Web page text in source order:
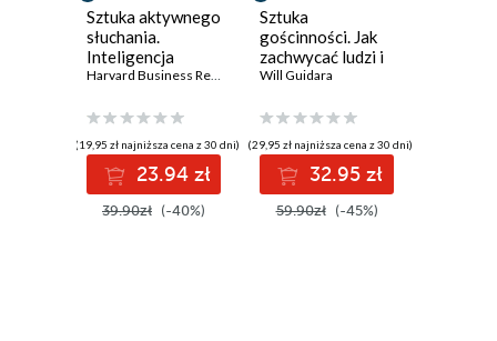
Sztuka aktywnego
słuchania.
Inteligencja
emocjonalna.
Review
Harvard Business Review
(19,95 zł najniższa cena z 30 dni)
23.94 zł
39.90zł (-40%)
Sztuka
gościnności. Jak
zachwycać ludzi i
dawać im więcej,
Will Guidara
(29,95 zł najniższa cena z 30 dni)
32.95 zł
59.90zł (-45%)